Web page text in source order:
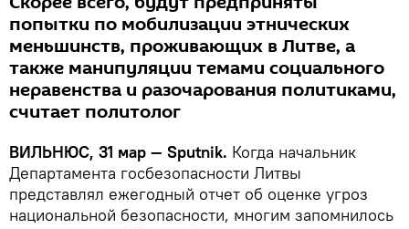
попытки по мобилизации этнических
меньшинств, проживающих в Литве, а
также манипуляции темами социального
неравенства и разочарования политиками,
считает политолог
ВИЛЬНЮС, 31 мар — Sputnik. Когда начальник
Департамента госбезопасности Литвы
представлял ежегодный отчет об оценке угроз
национальной безопасности, многим запомнилось